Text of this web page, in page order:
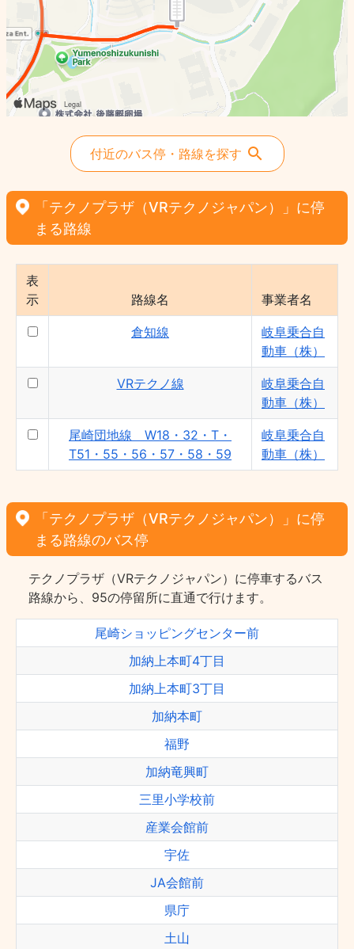
付近のバス停・路線を探す
「テクノプラザ（VRテクノジャパン）」に停
まる路線
表
示
路線名 事業者名
倉知線
岐阜乗合自
動車（株）
VRテクノ線
岐阜乗合自
動車（株）
尾崎団地線 W18・32・T・
T51・55・56・57・58・59
岐阜乗合自
動車（株）
「テクノプラザ（VRテクノジャパン）」に停
まる路線のバス停
テクノプラザ（VRテクノジャパン）に停車するバス
路線から、95の停留所に直通で行けます。
尾崎ショッピングセンター前
加納上本町4丁目
加納上本町3丁目
加納本町
福野
加納竜興町
三里小学校前
産業会館前
宇佐
JA会館前
県庁
土山